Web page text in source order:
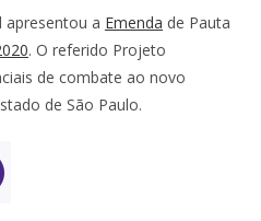
apresentou a Emenda de Pauta
. O referido Projeto
de combate ao novo
de São Paulo.